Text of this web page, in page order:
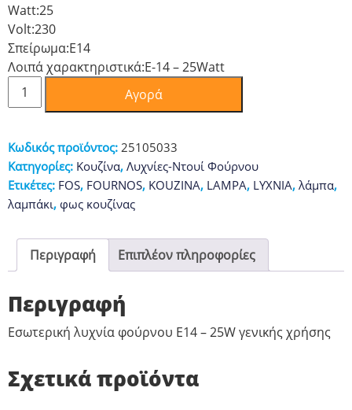
Watt:25
Volt:230
Σπείρωμα:Ε14
Λοιπά χαρακτηριστικά:Ε-14 – 25Watt
Λυχνία
φούρνου
-
25W
Γενικής
Χρήσης
ποσότητα
Αγορά
Κωδικός προϊόντος: 25105033
Κατηγορίες: Κουζίνα, Λυχνίες-Ντουί Φούρνου
Ετικέτες: FOS, FOURNOS, KOUZINA, LAMPA, LYXNIA, λάμπα,
λαμπάκι, φως κουζίνας
Περιγραφή Επιπλέον πληροφορίες
Περιγραφή
Εσωτερική λυχνία φούρνου Ε14 – 25W γενικής χρήσης
Σχετικά προϊόντα